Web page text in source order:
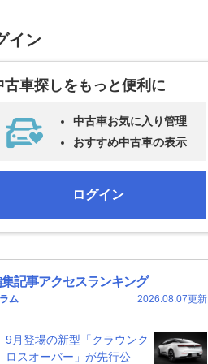
イン
古車探しをもっと便利に
中古車お気に入り管理
おすすめ中古車の表示
ログイン
記事アクセスランキング
ム 2026.08.07更新
9月登場の新型「クラウンク
ロスオーバー」が先行公